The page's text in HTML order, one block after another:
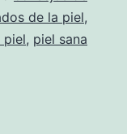
de la piel,
piel, piel sana